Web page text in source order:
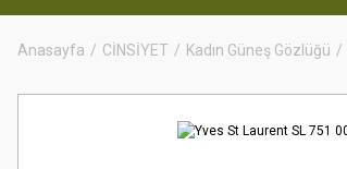
Anasayfa CİNSİYET Kadın Güneş Gözlüğü